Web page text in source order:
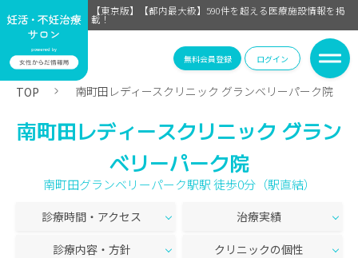
【東京版】【都内最大級】590件を超える医療施設情報を掲
載！
無料会員登録 ログイン
TOP 南町田レディースクリニック グランベリーパーク院
南町田レディースクリニック グラン
ベリーパーク院
南町田グランベリーパーク駅駅 徒歩0分（駅直結）
診療時間・アクセス 治療実績
診療内容・方針 クリニックの個性